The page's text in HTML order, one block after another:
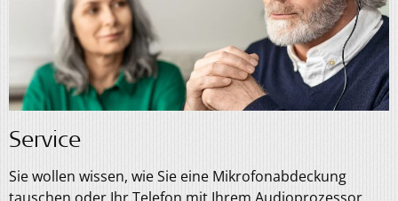
Service
Sie wollen wissen, wie Sie eine Mikrofonabdeckung
tauschen oder Ihr Telefon mit Ihrem Audioprozessor